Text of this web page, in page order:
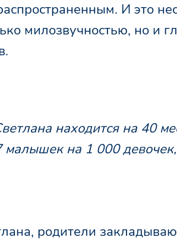
И это
милозвучностью, но и
находится на 40
на 1 000
родители